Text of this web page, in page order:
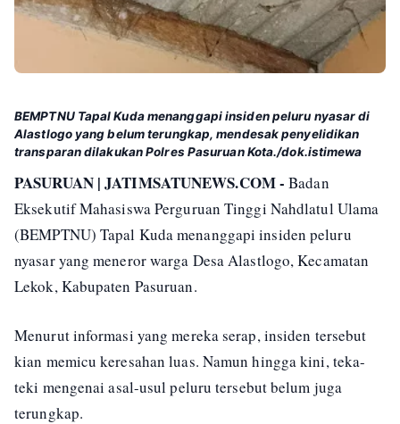
BEMPTNU Tapal Kuda menanggapi insiden peluru nyasar di
Alastlogo yang belum terungkap, mendesak penyelidikan
transparan dilakukan Polres Pasuruan Kota./dok.istimewa
PASURUAN | JATIMSATUNEWS.COM - Badan
Eksekutif Mahasiswa Perguruan Tinggi Nahdlatul Ulama
(BEMPTNU) Tapal Kuda menanggapi insiden peluru
nyasar yang meneror warga Desa Alastlogo, Kecamatan
Lekok, Kabupaten Pasuruan.
Menurut informasi yang mereka serap, insiden tersebut
kian memicu keresahan luas. Namun hingga kini, teka-
teki mengenai asal-usul peluru tersebut belum juga
terungkap.